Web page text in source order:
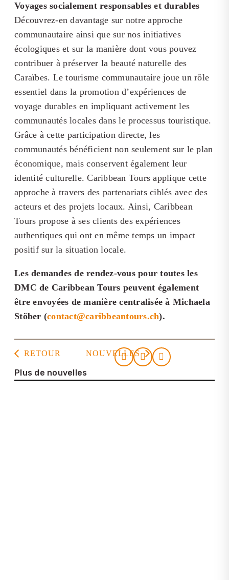
Voyages socialement responsables et durables
Découvrez-en davantage sur notre approche
communautaire ainsi que sur nos initiatives
écologiques et sur la manière dont vous pouvez
contribuer à préserver la beauté naturelle des
Caraïbes. Le tourisme communautaire joue un rôle
essentiel dans la promotion d’expériences de
voyage durables en impliquant activement les
communautés locales dans le processus touristique.
Grâce à cette participation directe, les
communautés bénéficient non seulement sur le plan
économique, mais conservent également leur
identité culturelle. Caribbean Tours applique cette
approche à travers des partenariats ciblés avec des
acteurs et des projets locaux. Ainsi, Caribbean
Tours propose à ses clients des expériences
authentiques qui ont en même temps un impact
positif sur la situation locale.
Les demandes de rendez-vous pour toutes les
DMC de Caribbean Tours peuvent également
être envoyées de manière centralisée à Michaela
Stöber (contact@caribbeantours.ch).
RETOUR NOUVELLES
Plus de nouvelles